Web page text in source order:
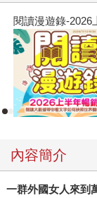
閱讀漫遊錄-2026
內容簡介
一群外國女人來到